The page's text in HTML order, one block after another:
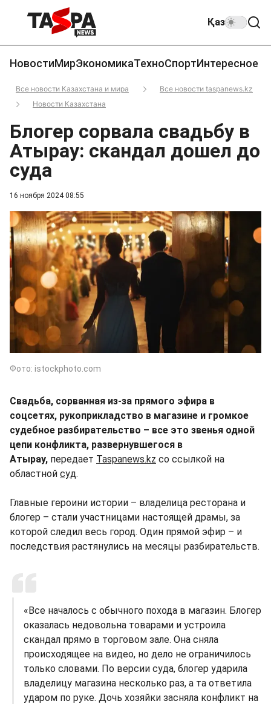
Қаз
НовостиМирЭкономикаТехноСпортИнтересное
Все новости Казахстана и мира
Все новости taspanews.kz
Новости Казахстана
16 ноября 2024 08:55
Блогер сорвала свадьбу в
Атырау: скандал дошел до
суда
Фото: istockphoto.com
Свадьба, сорванная из-за прямого эфира в
соцсетях, рукоприкладство в магазине и громкое
судебное разбирательство – все это звенья одной
цепи конфликта, развернувшегося в
Атырау, передает Taspanews.kz со ссылкой на
областной суд.
Главные героини истории – владелица ресторана и
блогер – стали участницами настоящей драмы, за
которой следил весь город. Один прямой эфир – и
последствия растянулись на месяцы разбирательств.
«Все началось с обычного похода в магазин. Блогер
оказалась недовольна товарами и устроила
скандал прямо в торговом зале. Она сняла
происходящее на видео, но дело не ограничилось
только словами. По версии суда, блогер ударила
владелицу магазина несколько раз, а та ответила
ударом по руке. Дочь хозяйки засняла конфликт на